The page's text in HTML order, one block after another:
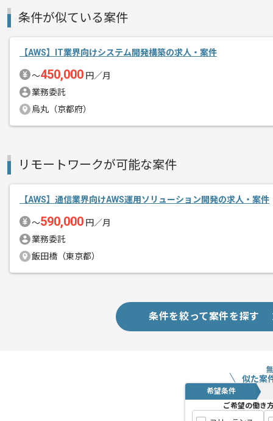
エージェントからのコ
メント
組込みソフトウェアおよびハードウェ
めです。
基本的には、常駐とリモートのハイブ
条件が似ている案件
【AWS】IT業界向けシステム開発構築の求人・案件
〜450,000 円／月
業務委託
烏丸（京都府）
リモートワークが可能な案件
【AWS】通信業界向けAWS運用ソリューション開発の求人・案件
〜590,000 円／月
業務委託
飯田橋（東京都）
条件を絞って案件を探す
似た案
希望条件
ご希望の働き